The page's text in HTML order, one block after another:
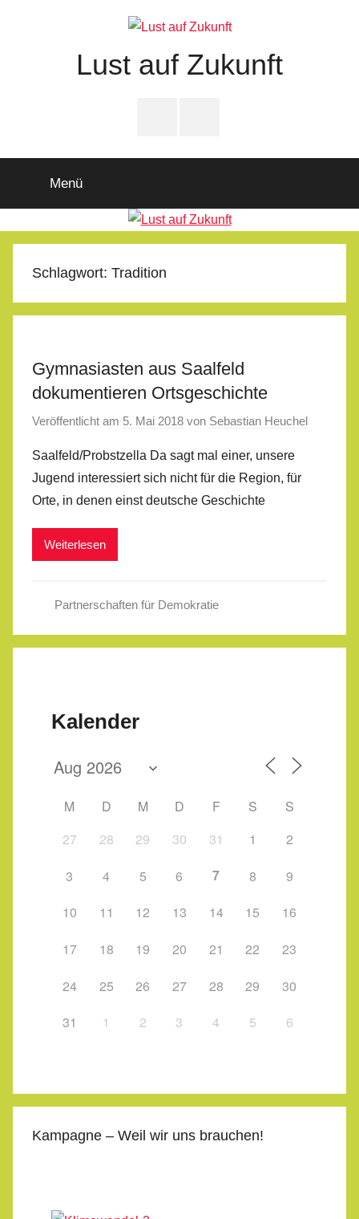
Lust auf Zukunft
Menü
Schlagwort: Tradition
Gymnasiasten aus Saalfeld
dokumentieren Ortsgeschichte
Veröffentlicht am 5. Mai 2018 von Sebastian Heuchel
Saalfeld/Probstzella Da sagt mal einer, unsere
Jugend interessiert sich nicht für die Region, für
Orte, in denen einst deutsche Geschichte
Weiterlesen
Partnerschaften für Demokratie
Kalender
M D M D F S
S
27
28 29 30 31 1
2
3
4 5 6 7 8
9
10
11 12 13 14 15
16
17
18 19 20 21 22
23
24
25 26 27 28 29
30
31
1 2 3 4 5 6
Kampagne – Weil wir uns brauchen!